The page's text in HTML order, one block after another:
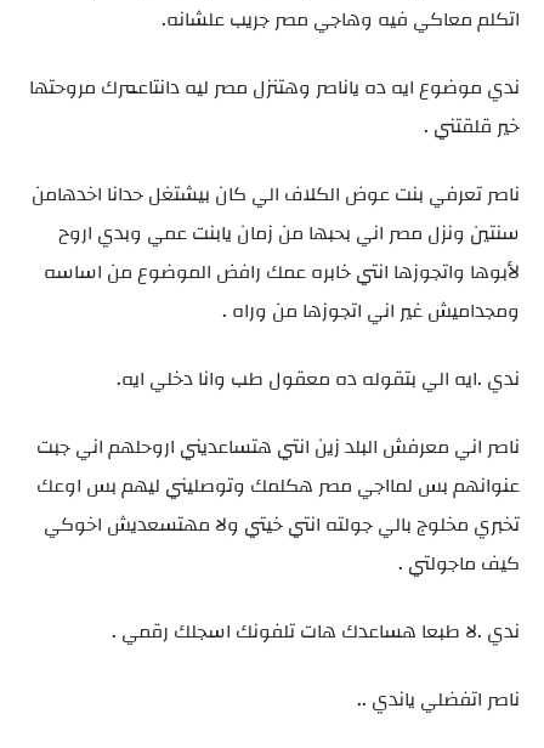
اتكلم معاكي فيه وهاجي مصر جريب علشانه.
ندي موضوع ايه ده ياناصر وهتنزل مصر ليه دانتاعمرك مروحتها
خير قلقتني .
ناصر تعرفي بنت عوض الكلاف الي كان بيشتغل حدانا اخدهامن
سنتين ونزل مصر اني بحبها من زمان يابنت عمي وبدي اروح
لأبوها واتجوزها انتي خابره عمك رافض الموضوع من اساسه
ومجداميش غير اني اتجوزها من وراه .
ندي .ايه الي بتقوله ده معقول طب وانا دخلي ايه.
ناصر اني معرفش البلد زين انتي هتساعديني اروحلهم اني جبت
عنوانهم بس لمااجي مصر هكلمك وتوصليني ليهم بس اوعك
تخبري مخلوج بالي جولته انتي خيتي ولا مهتسعديش اخوكي
كيف ماجولتي .
ندي .لا طبعا هساعدك هات تلفونك اسجلك رقمي .
ناصر اتفضلي ياندي ..